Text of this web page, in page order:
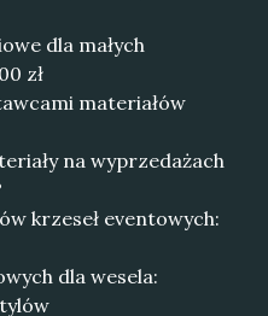
dla małych
zł
materiałów
na wyprzedażach
krzeseł eventowych:
dla wesela: